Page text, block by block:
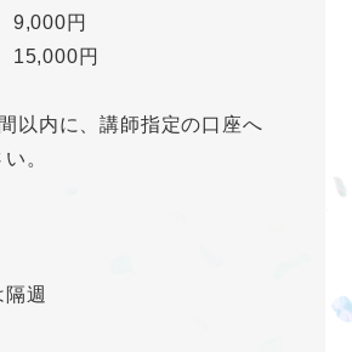
9,000円
15,000円
以内に、講師指定の口座へ
。
隔週